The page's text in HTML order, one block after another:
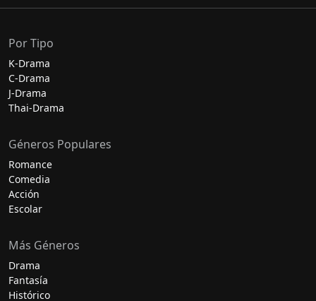
Por Tipo
K-Drama
C-Drama
J-Drama
Thai-Drama
Géneros Populares
Romance
Comedia
Acción
Escolar
Más Géneros
Drama
Fantasía
Histórico